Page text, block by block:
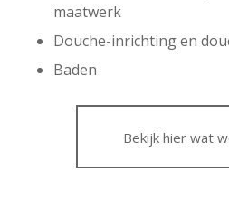
maatwerk
Douche-inrichting en
Baden
Bekijk hier wat